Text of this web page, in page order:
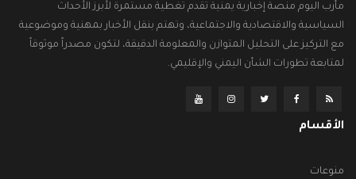
مأرب اليوم منصة إخبارية يمنية تقدم تغطية مستمرة لأبرز الأحداث
السياسية والاقتصادية والاجتماعية، وتهتم بنقل الأخبار بمهنية وموضوعية
مع التركيز على التحليل المتوازن والمعلومة الدقيقة، لتكون مصدراً موثوقاً
لمتابعة تطورات الشأن اليمني والإقليمي.
الأقسام
منوعات